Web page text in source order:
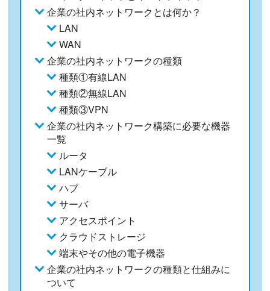
企業の社内ネットワークとは何か？
LAN
WAN
企業の社内ネットワークの種類
種類①有線LAN
種類②無線LAN
種類③VPN
企業の社内ネットワーク構築に必要な機器
一覧
ルータ
LANケーブル
ハブ
サーバ
アクセスポイント
クラウドストレージ
端末やその他の電子機器
企業の社内ネットワークの種類と仕組みに
ついて